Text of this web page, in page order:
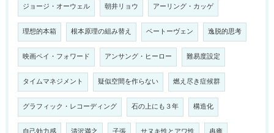
ジョージ・オーウェル 朝井リョウ アーリング・カッゲ
理想的本箱 根本原理の組み替え ベートーヴェン 逸脱的思考
映画ペイ・フォワード アンサング・ヒーロー 難易度設定
タイムマネジメント 疑似空間を作らない 燃え尽き症候群
グラフィック・レコーディング 石の上にも３年 構造化